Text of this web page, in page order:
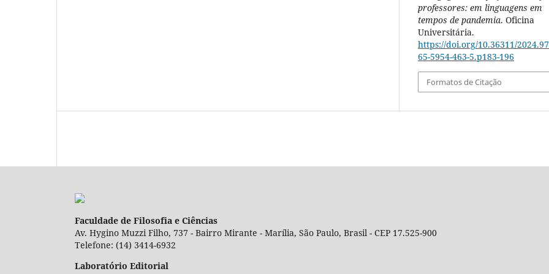
professores: em linguagens em
tempos de pandemia. Oficina
Universitária.
https://doi.org/10.36311/
65-5954-463-5.p183-196
Formatos de Citação
Faculdade de Filosofia e Ciências
Av. Hygino Muzzi Filho, 737 - Bairro Mirante - Marília, São Paulo, Brasil - CEP 17.525-900
Telefone: (14) 3414-6932
Laboratório Editorial